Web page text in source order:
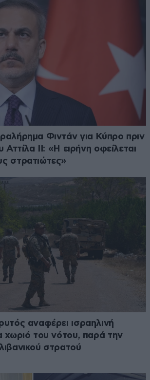
Φιντάν για Κύπρο πριν
Αττίλα ΙΙ: «Η ειρήνη οφείλεται
στρατιώτες»
αναφέρει ισραηλινή
χωριό του νότου, παρά την
στρατού